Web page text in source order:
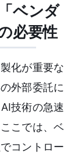
ベンダ
必要性
化が重要な
外部委託に
技術の急速
こでは、ベ
コントロー